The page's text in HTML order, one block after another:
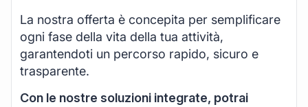
La nostra offerta è concepita per semplificare
ogni fase della vita della tua attività,
garantendoti un percorso rapido, sicuro e
trasparente.
Con le nostre soluzioni integrate, potrai